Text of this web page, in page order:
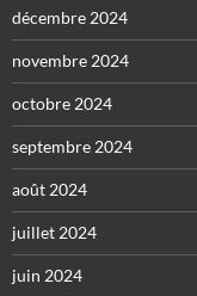
décembre 2024
novembre 2024
octobre 2024
septembre 2024
août 2024
juillet 2024
juin 2024